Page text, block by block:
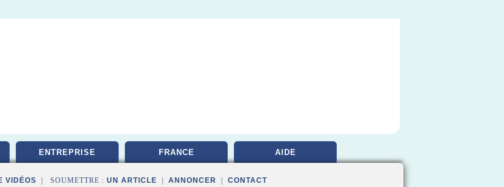
ENTREPRISE FRANCE AIDE
VIDÉOS | SOUMETTRE : UN ARTICLE ANNONCER CONTACT